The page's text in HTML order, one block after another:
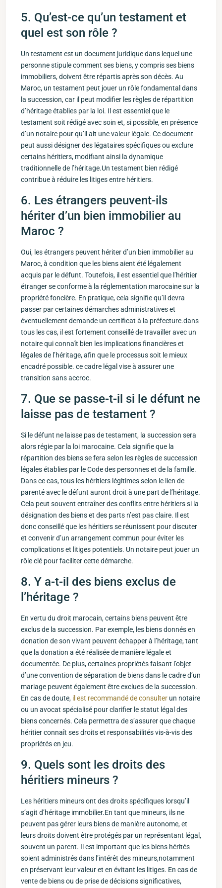
5. Qu’est-ce qu’un testament et
quel est son rôle ?
Un testament est un document ⁢juridique dans lequel une
personne stipule comment ses biens, y compris ses biens
⁤immobiliers, doivent être répartis après son décès. Au
Maroc, un testament peut jouer un rôle fondamental dans
la succession, car il peut ⁣modifier les règles de répartition
d’héritage établies par la loi. Il⁢ est essentiel que le⁣
testament soit rédigé avec soin et, si possible, en présence
d’un notaire pour ⁣qu’il ait une valeur légale. Ce document
peut aussi désigner des légataires spécifiques ou exclure
certains héritiers, modifiant ainsi la dynamique
‍traditionnelle de l’héritage.Un testament⁢ bien rédigé
contribue à réduire les litiges⁢ entre héritiers.
6. Les étrangers peuvent-ils
hériter⁤ d’un bien ‌immobilier au
Maroc ?
Oui, les étrangers peuvent hériter d’un bien immobilier au
Maroc, à ⁣condition ⁣que les biens aient été légalement
acquis par le défunt. ⁣Toutefois, il ​est essentiel que l’héritier
étranger se conforme à la réglementation ‌marocaine sur la
propriété foncière. En pratique, cela‍ signifie qu’il devra
passer par certaines démarches administratives et
éventuellement ‌demande un certificat à la préfecture.dans
tous⁣ les cas, ⁢il est fortement conseillé de travailler avec un
notaire qui connaît bien les implications financières et
légales de l’héritage, afin que le‌ processus‍ soit ​le⁢ mieux
encadré possible. ce cadre⁤ légal vise à assurer une
transition sans accroc.
7. Que ‌se passe-t-il si le‌ défunt ne
laisse pas de testament ?
Si le défunt ne laisse pas de testament, la succession sera
alors régie par ‍la loi marocaine. Cela signifie que la
répartition des biens se fera selon les règles de succession
légales établies par le Code des‌ personnes et de la famille.
Dans ce cas, tous les héritiers⁣ légitimes selon le lien de
parenté avec le défunt auront droit à une part de l’héritage.⁤
Cela peut souvent entraîner des conflits entre héritiers si la
désignation des biens et des parts n’est pas⁢ claire. Il est
donc conseillé ⁤que les héritiers se réunissent pour discuter
et convenir‍ d’un arrangement⁣ commun pour éviter les
complications et litiges potentiels. Un notaire peut jouer un
rôle ⁢clé pour ⁣faciliter cette démarche.
8. Y a-t-il des biens exclus‌ de​
l’héritage ?
En vertu⁣ du droit marocain, certains biens ‌peuvent être
exclus de la succession. Par exemple, les biens ⁤donnés en
donation⁢ de son vivant peuvent échapper à l’héritage, tant
que la donation ⁣a été réalisée de ⁣manière légale ⁤et
documentée. ⁣De plus, certaines propriétés faisant l’objet
d’une convention de séparation de biens dans le cadre d’un
mariage peuvent⁢ également être exclues ⁤de la succession.
En cas⁢ de doute, il est recommandé de consulter un notaire
ou un avocat spécialisé pour clarifier le statut légal des
biens concernés. Cela permettra de s’assurer que chaque
héritier connaît ses droits et responsabilités vis-à-vis des
propriétés en jeu.
9. Quels sont les droits des
héritiers mineurs ?
Les héritiers mineurs ont des droits spécifiques lorsqu’il
s’agit d’héritage immobilier.En tant que mineurs, ils ne
peuvent pas gérer leurs biens ⁤de manière​ autonome, et
leurs droits doivent être protégés par un représentant légal,
souvent un parent. Il est important que les biens hérités
soient administrés dans l’intérêt des mineurs,notamment
en préservant leur valeur ‍et en évitant les litiges. En cas de
vente de biens ou de prise de ‍décisions significatives,